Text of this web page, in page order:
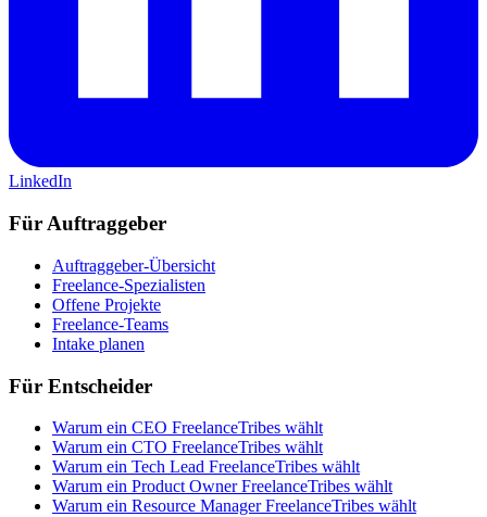
LinkedIn
Für Auftraggeber
Auftraggeber-Übersicht
Freelance-Spezialisten
Offene Projekte
Freelance-Teams
Intake planen
Für Entscheider
Warum ein CEO FreelanceTribes wählt
Warum ein CTO FreelanceTribes wählt
Warum ein Tech Lead FreelanceTribes wählt
Warum ein Product Owner FreelanceTribes wählt
Warum ein Resource Manager FreelanceTribes wählt